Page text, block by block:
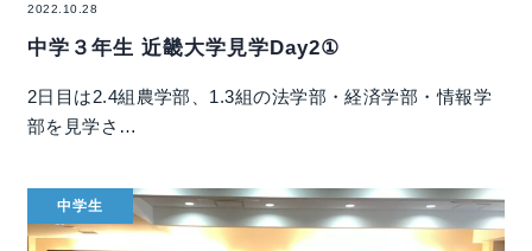
2022.10.28
中学３年生 近畿大学見学Day2①
2日目は2.4組農学部、1.3組の法学部・経済学部・情報学
部を見学さ…
中学生